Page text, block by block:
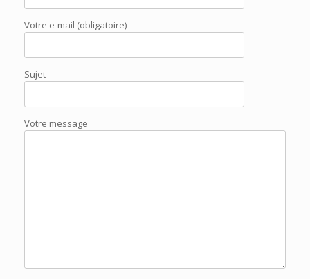
Votre e-mail (obligatoire)
Sujet
Votre message